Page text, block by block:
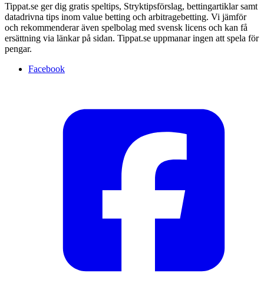
Tippat.se ger dig gratis speltips, Stryktipsförslag, bettingartiklar samt
datadrivna tips inom value betting och arbitragebetting. Vi jämför
och rekommenderar även spelbolag med svensk licens och kan få
ersättning via länkar på sidan. Tippat.se uppmanar ingen att spela för
pengar.
Facebook